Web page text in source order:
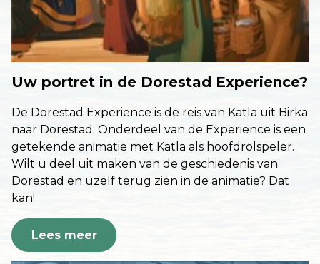
Uw portret in de Dorestad Experience?
De Dorestad Experience is de reis van Katla uit Birka
naar Dorestad. Onderdeel van de Experience is een
getekende animatie met Katla als hoofdrolspeler.
Wilt u deel uit maken van de geschiedenis van
Dorestad en uzelf terug zien in de animatie? Dat
kan!
Lees meer